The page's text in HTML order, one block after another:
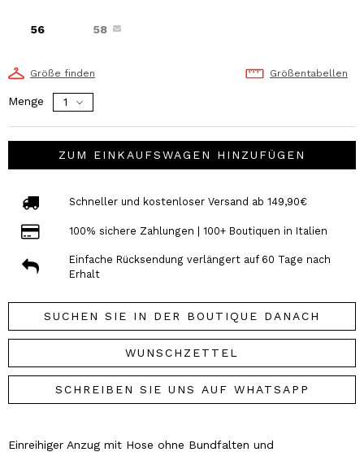
56 58
Größe finden Größentabellen
Menge
ZUM EINKAUFSWAGEN HINZUFÜGEN
Schneller und kostenloser Versand ab 149,90€
100% sichere Zahlungen | 100+ Boutiquen in Italien
Einfache Rücksendung verlängert auf 60 Tage nach
Erhalt
SUCHEN SIE IN DER BOUTIQUE DANACH
WUNSCHZETTEL
SCHREIBEN SIE UNS AUF WHATSAPP
Einreihiger Anzug mit Hose ohne Bundfalten und